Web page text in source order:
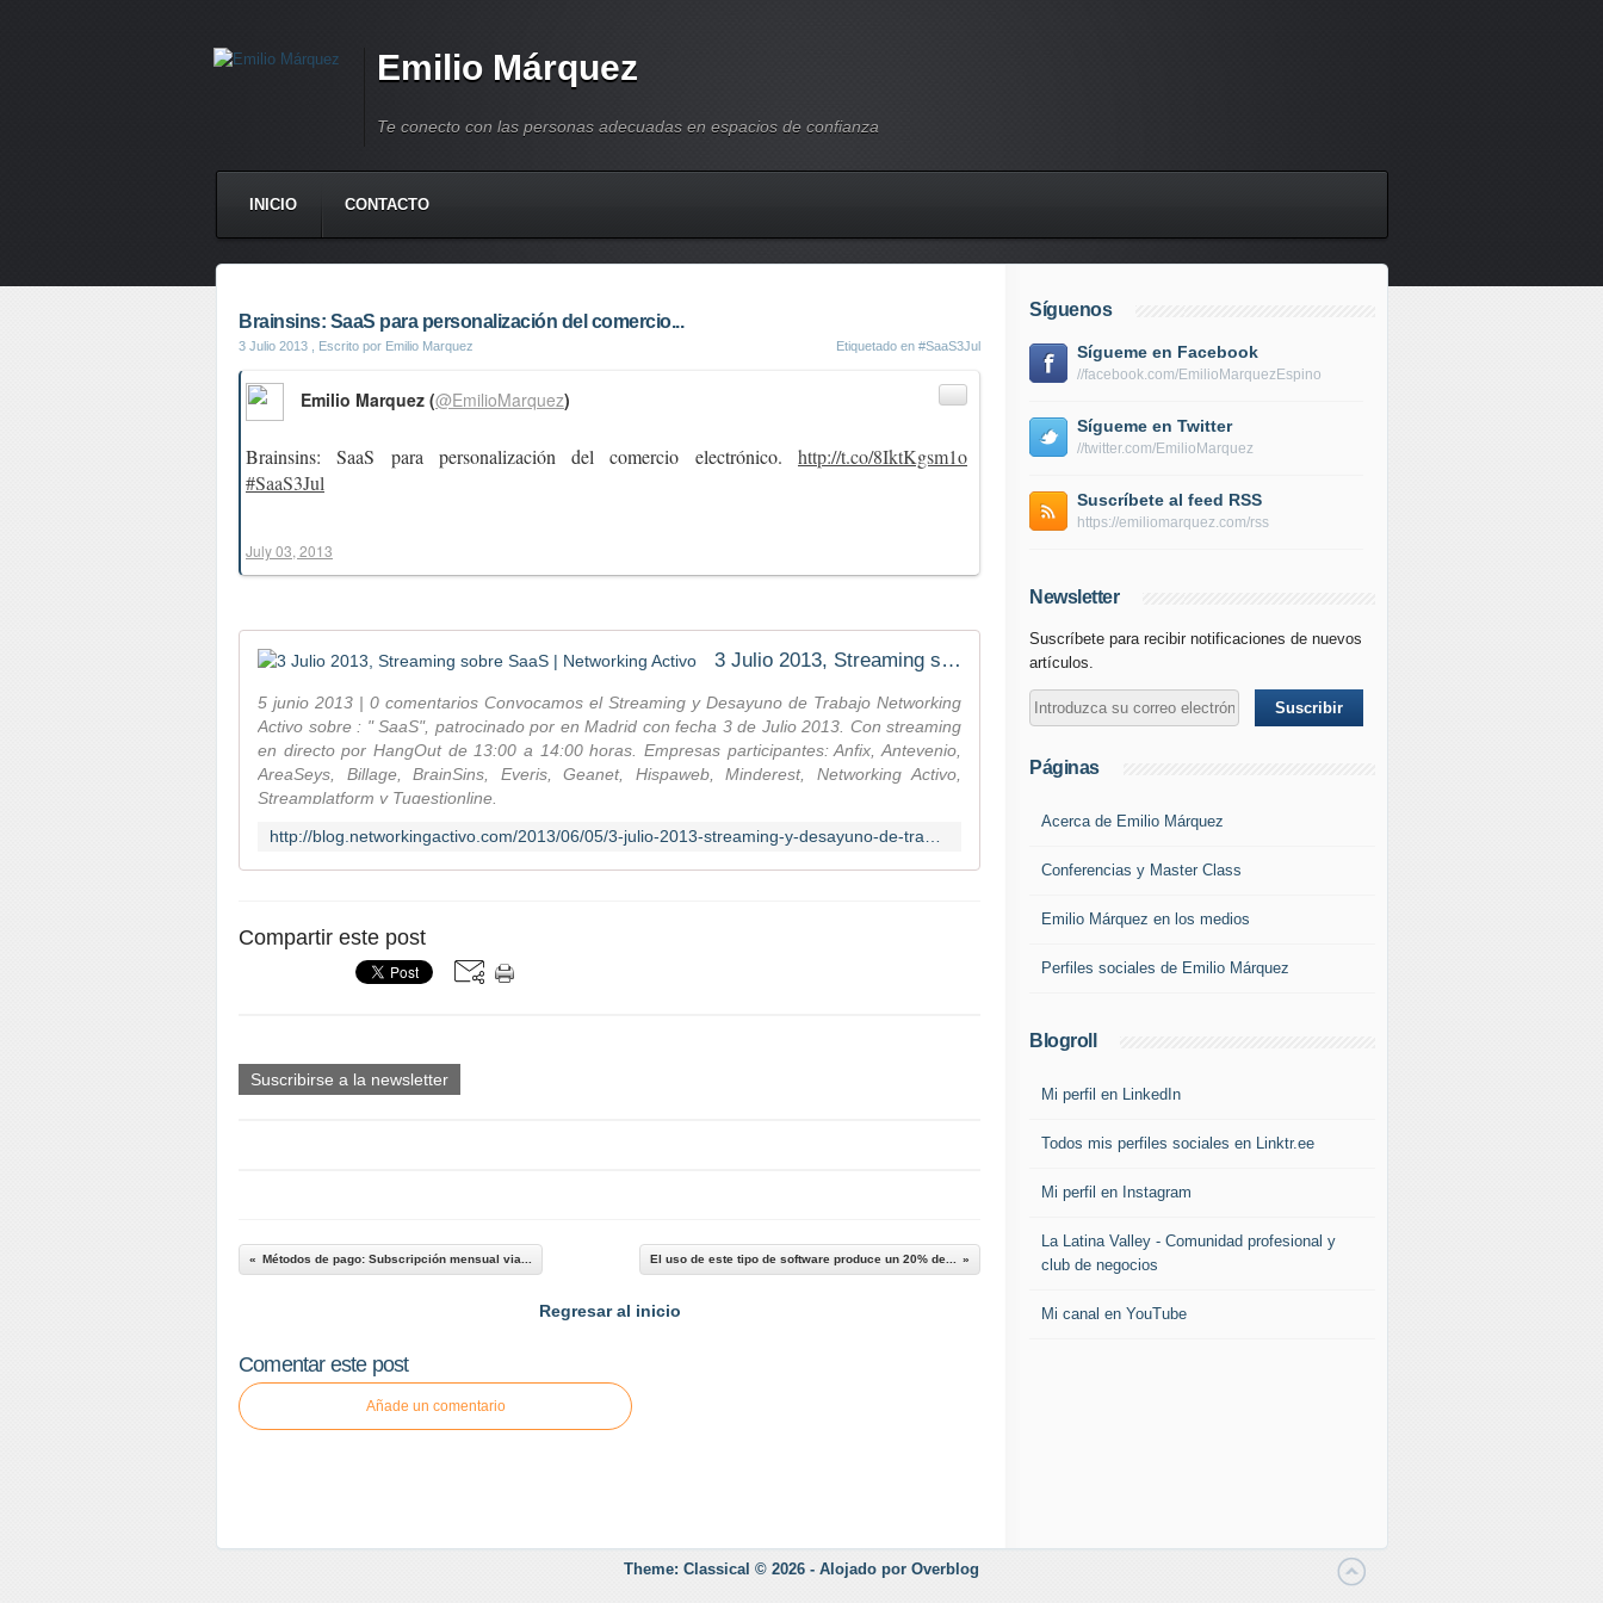
Emilio Márquez
Te conecto con las personas adecuadas en espacios de confianza
INICIO CONTACTO
Brainsins: SaaS para personalización del comercio...
3 Julio 2013 , Escrito por Emilio Marquez Etiquetado en #SaaS3Jul
Brainsins: SaaS para personalización del comercio electrónico. http://t.co/8IktKgsm1o
#SaaS3Jul
Emilio Marquez (@EmilioMarquez)
July 03, 2013
3 Julio 2013, Streaming sobre SaaS | Networking Activo
5 junio 2013 | 0 comentarios Convocamos el Streaming y Desayuno de Trabajo Networking
Activo sobre : " SaaS", patrocinado por en Madrid con fecha 3 de Julio 2013. Con streaming
en directo por HangOut de 13:00 a 14:00 horas. Empresas participantes: Anfix, Antevenio,
AreaSeys, Billage, BrainSins, Everis, Geanet, Hispaweb, Minderest, Networking Activo,
Streamplatform y Tugestionline.
Compartir este post
Suscribirse a la newsletter
Métodos de pago: Subscripción mensual via... El uso de este tipo de software produce un 20% de...
Regresar al inicio
Comentar este post
Añade un comentario
Síguenos
Sígueme en Facebook
//facebook.com/EmilioMarquezEspino
Sígueme en Twitter
//twitter.com/EmilioMarquez
Suscríbete al feed RSS
https://emiliomarquez.com/rss
Newsletter
Suscríbete para recibir notificaciones de nuevos
artículos.
Páginas
Acerca de Emilio Márquez
Conferencias y Master Class
Emilio Márquez en los medios
Perfiles sociales de Emilio Márquez
Blogroll
Mi perfil en LinkedIn
Todos mis perfiles sociales en Linktr.ee
Mi perfil en Instagram
La Latina Valley - Comunidad profesional y
club de negocios
Mi canal en YouTube
Theme: Classical © 2026 - Alojado por Overblog